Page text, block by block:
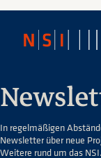
In regelmäßigen
Newsletter über neue
Weitere rund um das